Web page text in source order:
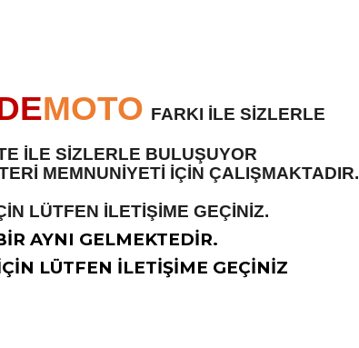
MOTO FARKI İLE SİZLERLE
İLE SİZLERLE BULUŞUYOR
MEMNUNİYETİ İÇİN ÇALIŞMAKTADIR.
LÜTFEN İLETİŞİME GEÇİNİZ.
AYNI GELMEKTEDİR.
LÜTFEN İLETİŞİME GEÇİNİZ